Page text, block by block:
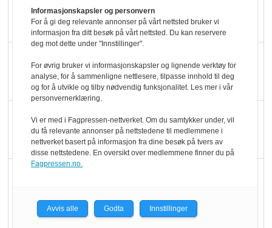
Økologisk Norge sin
hederspris
Blir enklere å velge
økologisk i butikkhylla
Kolonihagen sliter
med å få tak i nok melk
det?
Informasjonskapsler og personvern
For å gi deg relevante annonser på vårt nettsted bruker vi
informasjon fra ditt besøk på vårt nettsted. Du kan reservere
deg mot dette under "Innstillinger".
For øvrig bruker vi informasjonskapsler og lignende verktøy for
analyse, for å sammenligne nettlesere, tilpasse innhold til deg
og for å utvikle og tilby nødvendig funksjonalitet. Les mer i vår
personvernerklæring.
Vi er med i Fagpressen-nettverket. Om du samtykker under, vil
du få relevante annonser på nettstedene til medlemmene i
nettverket basert på informasjon fra dine besøk på tvers av
disse nettstedene. En oversikt over medlemmene finner du på
Fagpressen.no.
Avvis alle Godta Innstillinger